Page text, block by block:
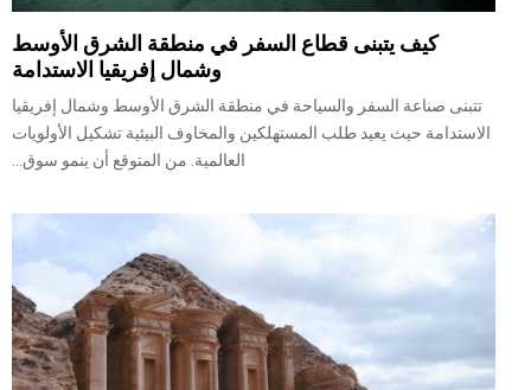
كيف يتبنى قطاع السفر في منطقة الشرق الأوسط
وشمال إفريقيا الاستدامة
تتبنى صناعة السفر والسياحة في منطقة الشرق الأوسط وشمال إفريقيا
الاستدامة حيث يعيد طلب المستهلكين والمخاوف البيئية تشكيل الأولويات
العالمية. من المتوقع أن ينمو سوق...